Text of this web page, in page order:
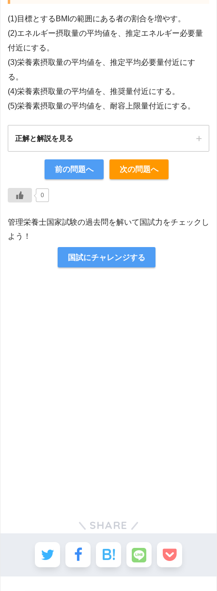
(1)目標とするBMIの範囲にある者の割合を増やす。
(2)エネルギー摂取量の平均値を、推定エネルギー必要量
付近にする。
(3)栄養素摂取量の平均値を、推定平均必要量付近にす
る。
(4)栄養素摂取量の平均値を、推奨量付近にする。
(5)栄養素摂取量の平均値を、耐容上限量付近にする。
正解と解説を見る
前の問題へ 次の問題へ
0
管理栄養士国家試験の過去問を解いて国試力をチェックし
よう！
国試にチャレンジする
SHARE